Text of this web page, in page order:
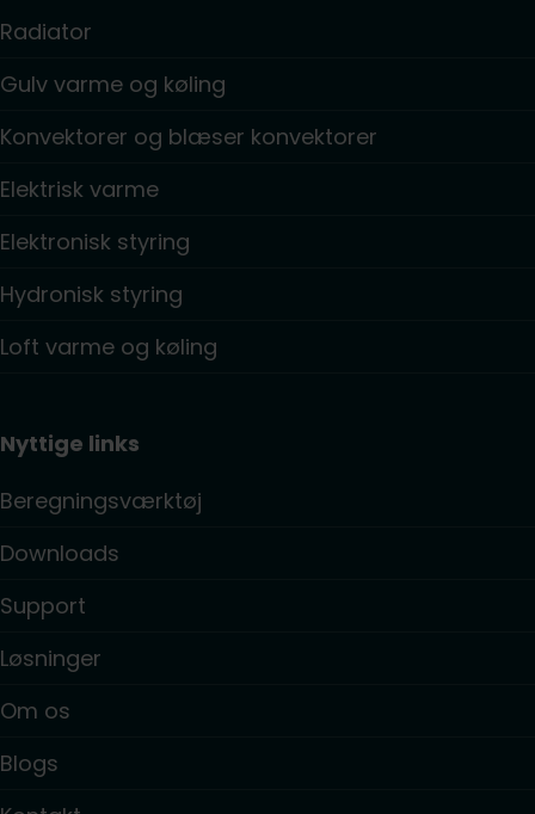
Radiator
Gulv varme og køling
Konvektorer og blæser konvektorer
Elektrisk varme
Elektronisk styring
Hydronisk styring
Loft varme og køling
Nyttige links
Beregningsværktøj
Downloads
Support
Løsninger
Om os
Blogs